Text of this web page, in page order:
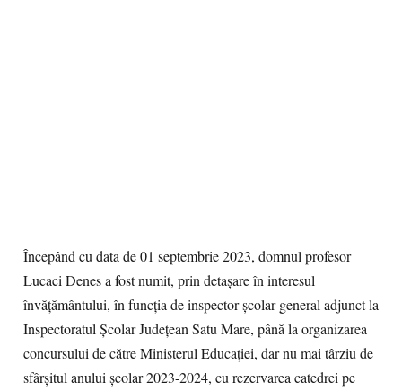
Începând cu data de 01 septembrie 2023, domnul profesor
Lucaci Denes a fost numit, prin detașare în interesul
învățământului, în funcția de inspector școlar general adjunct la
Inspectoratul Școlar Județean Satu Mare, până la organizarea
concursului de către Ministerul Educației, dar nu mai târziu de
sfârșitul anului școlar 2023-2024, cu rezervarea catedrei pe